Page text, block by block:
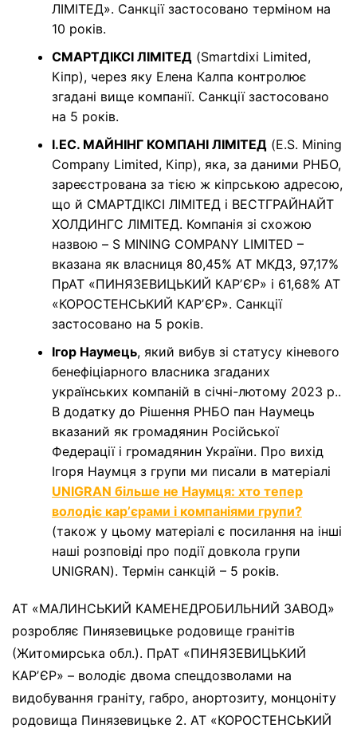
ЛІМІТЕД». Санкції застосовано терміном на
10 років.
СМАРТДІКСІ ЛІМІТЕД (Smartdixi Limited,
Кіпр), через яку Елена Калпа контролює
згадані вище компанії. Санкції застосовано
на 5 років.
І.ЕС. МАЙНІНГ КОМПАНІ ЛІМІТЕД (E.S. Mining
Company Limited, Кіпр), яка, за даними РНБО,
зареєстрована за тією ж кіпрською адресою,
що й СМАРТДІКСІ ЛІМІТЕД і ВЕСТГРАЙНАЙТ
ХОЛДИНГС ЛІМІТЕД. Компанія зі схожою
назвою – S MINING COMPANY LIMITED –
вказана як власниця 80,45% АТ МКДЗ, 97,17%
ПрАТ «ПИНЯЗЕВИЦЬКИЙ КАРʼЄР» і 61,68% АТ
«КОРОСТЕНСЬКИЙ КАРʼЄР». Санкції
застосовано на 5 років.
Ігор Наумець, який вибув зі статусу кіневого
бенефіціарного власника згаданих
українських компаній в січні-лютому 2023 р..
В додатку до Рішення РНБО пан Наумець
вказаний як громадянин Російської
Федерації і громадянин України. Про вихід
Ігоря Наумця з групи ми писали в матеріалі
UNIGRAN більше не Наумця: хто тепер
володіє карʼєрами і компаніями групи?
(також у цьому матеріалі є посилання на інші
наші розповіді про події довкола групи
UNIGRAN). Термін санкцій – 5 років.
АТ «МАЛИНСЬКИЙ КАМЕНЕДРОБИЛЬНИЙ ЗАВОД»
розробляє Пинязевицьке родовище гранітів
(Житомирська обл.). ПрАТ «ПИНЯЗЕВИЦЬКИЙ
КАРʼЄР» – володіє двома спецдозволами на
видобування граніту, габро, анортозиту, монцоніту
родовища Пинязевицьке 2. АТ «КОРОСТЕНСЬКИЙ